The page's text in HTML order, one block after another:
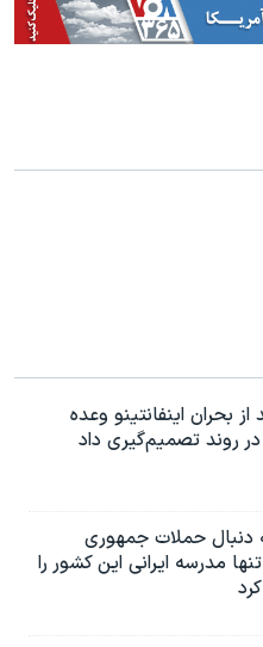
از بحران اینفانتینو وعده
در روند تصمیم‌گیری داد
دنبال حملات جمهوری
مدرسه ایرانی این کشور را